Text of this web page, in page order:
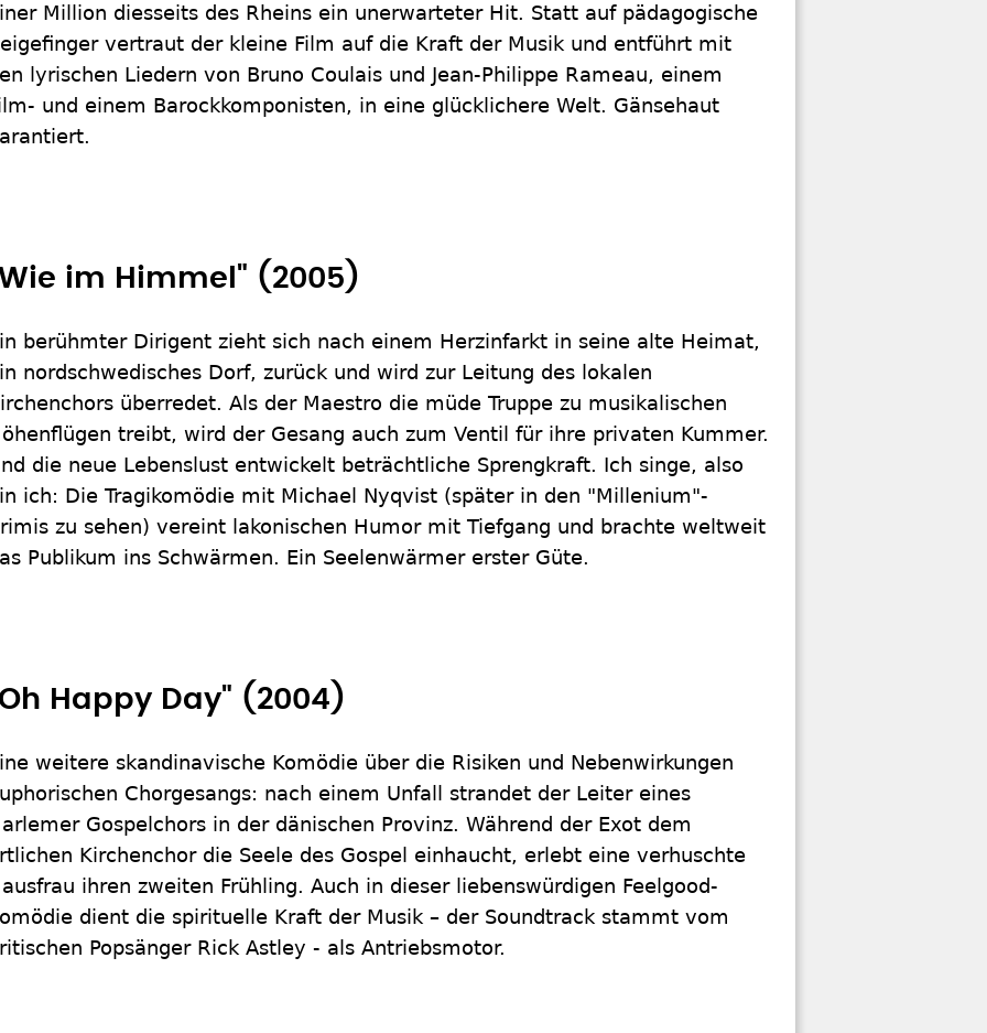
Million diesseits des Rheins ein unerwarteter Hit. Statt auf pädagogische
vertraut der kleine Film auf die Kraft der Musik und entführt mit
lyrischen Liedern von Bruno Coulais und Jean-Philippe Rameau, einem
und einem Barockkomponisten, in eine glücklichere Welt. Gänsehaut
im Himmel" (2005)
berühmter Dirigent zieht sich nach einem Herzinfarkt in seine alte Heimat,
nordschwedisches Dorf, zurück und wird zur Leitung des lokalen
überredet. Als der Maestro die müde Truppe zu musikalischen
treibt, wird der Gesang auch zum Ventil für ihre privaten Kummer.
die neue Lebenslust entwickelt beträchtliche Sprengkraft. Ich singe, also
ich: Die Tragikomödie mit Michael Nyqvist (später in den "Millenium"-
zu sehen) vereint lakonischen Humor mit Tiefgang und brachte weltweit
Publikum ins Schwärmen. Ein Seelenwärmer erster Güte.
Happy Day" (2004)
weitere skandinavische Komödie über die Risiken und Nebenwirkungen
Chorgesangs: nach einem Unfall strandet der Leiter eines
Gospelchors in der dänischen Provinz. Während der Exot dem
Kirchenchor die Seele des Gospel einhaucht, erlebt eine verhuschte
ihren zweiten Frühling. Auch in dieser liebenswürdigen Feelgood-
dient die spirituelle Kraft der Musik – der Soundtrack stammt vom
Popsänger Rick Astley - als Antriebsmotor.